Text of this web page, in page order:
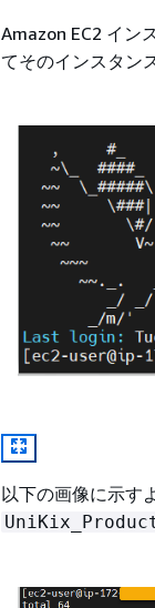
Amazon EC2 イン
てそのインスタン
以下の画像に示す